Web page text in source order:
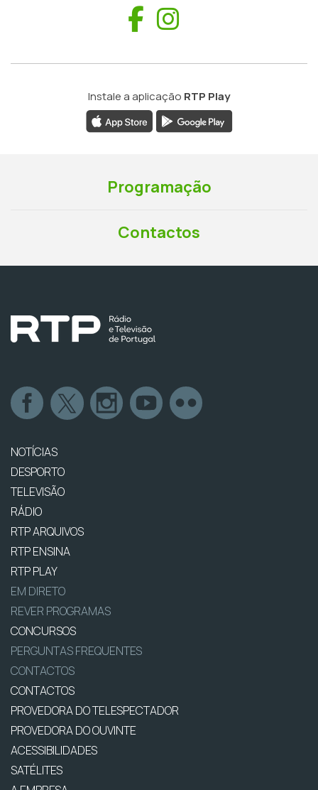
Facebook
Instale a aplicação RTP Play
Programação
Contactos
NOTÍCIAS
DESPORTO
TELEVISÃO
RÁDIO
RTP ARQUIVOS
RTP ENSINA
RTP PLAY
EM DIRETO
REVER PROGRAMAS
CONCURSOS
PERGUNTAS FREQUENTES
CONTACTOS
CONTACTOS
PROVEDORA DO TELESPECTADOR
PROVEDORA DO OUVINTE
ACESSIBILIDADES
SATÉLITES